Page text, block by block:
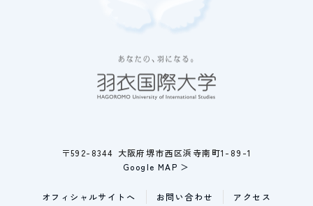
〒592-8344 大阪府堺市西区浜寺南町1-89-1
Google MAP ＞
オフィシャルサイトへ お問い合わせ アクセス